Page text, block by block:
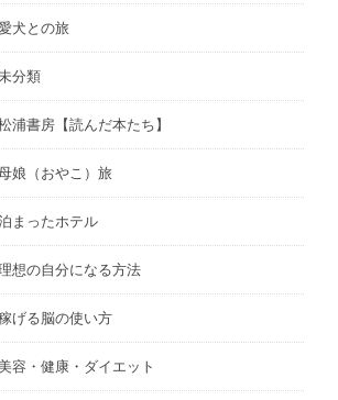
犬との旅
分類
浦書房【読んだ本たち】
娘（おやこ）旅
まったホテル
想の自分になる方法
げる脳の使い方
美容・健康・ダイエット